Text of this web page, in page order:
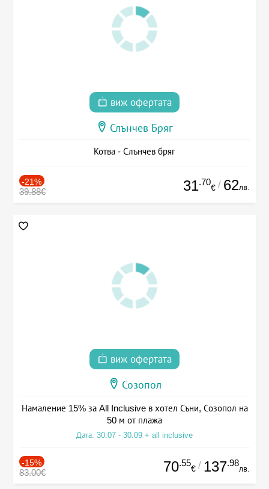
виж офертата
Слънчев Бряг
Котва - Слънчев бряг
-21%
39.88€ 31.70
€ / 62лв.
виж офертата
Созопол
Намаление 15% за All Inclusive в хотел Съни, Созопол на
50 м от плажа
Дата: 30.07 - 30.09 + all inclusive
-15%
83.00€ 70.55
€ / 137.98
лв.